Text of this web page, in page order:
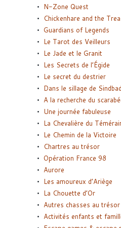
N-Zone Quest
Chickenhare and the
Guardians of Legends
Le Tarot des Veilleurs
Le Jade et le Granit
Les Secrets de l’Égide
Le secret du destrier
Dans le sillage de Sindbad
A la recherche du
Une journée fabuleuse
La Chevalière du
Le Chemin de la Victoire
Chartres au trésor
Opération France 98
Aurore
Les amoureux d’Ariège
La Chouette d’Or
Autres chasses au trésor
Activités enfants et